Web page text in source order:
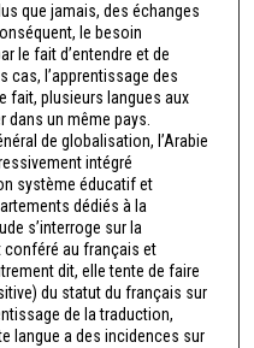
que jamais, des échanges
le besoin
le fait d’entendre et de
cas, l’apprentissage des
fait, plusieurs langues aux
un même pays.
de globalisation, l’Arabie
intégré
système éducatif et
dédiés à la
s’interroge sur la
conféré au français et
dit, elle tente de faire
du statut du français sur
de la traduction,
langue a des incidences sur